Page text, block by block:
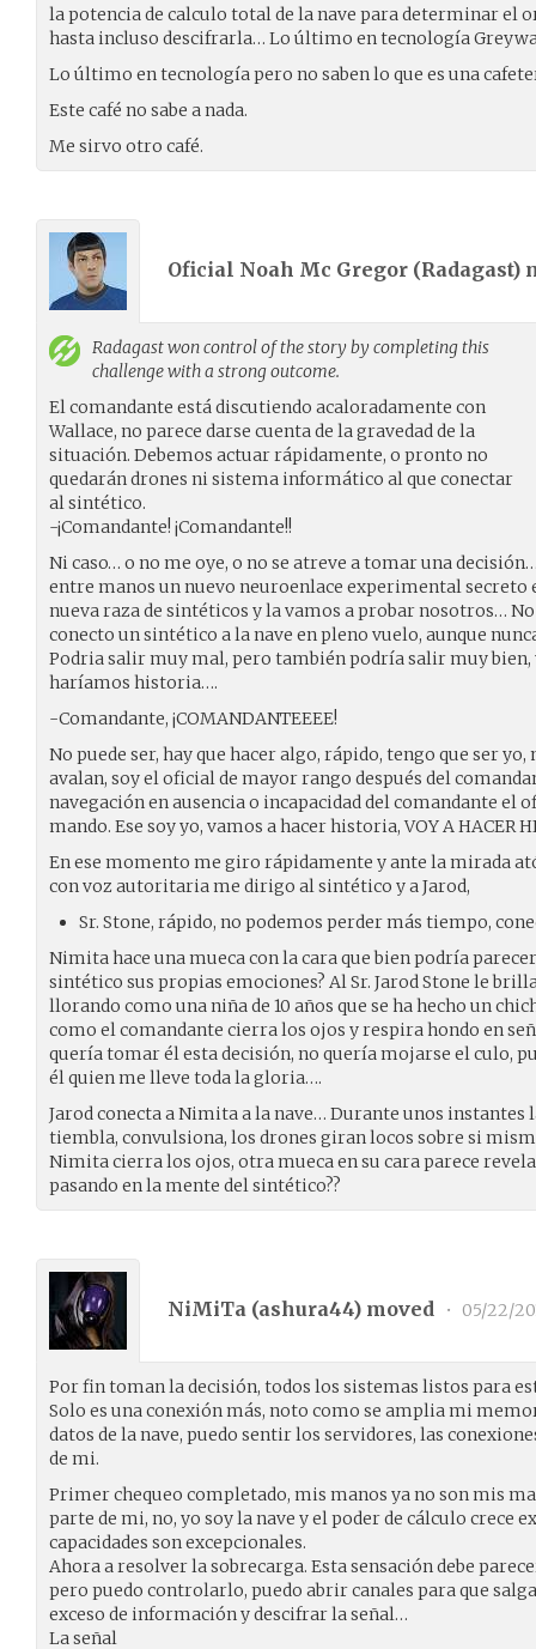
la potencia de calculo total de la nave para determinar el
hasta incluso descifrarla… Lo último en tecnología
Lo último en tecnología pero no saben lo que es una
Este café no sabe a nada.
Me sirvo otro café.
Oficial Noah Mc Gregor (Radagast)
Radagastwon control of the story by completing this
challenge with a strong outcome.
El comandante está discutiendo acaloradamente con
Wallace, no parece darse cuenta de la gravedad de la
situación. Debemos actuar rápidamente, o pronto no
quedarán drones ni sistema informático al que conectar
al sintético.
-¡Comandante! ¡Comandante!!
Ni caso… o no me oye, o no se atreve a tomar una
entre manos un nuevo neuroenlace experimental secreto
nueva raza de sintéticos y la vamos a probar nosotros…
conecto un sintético a la nave en pleno vuelo, aunque
Podria salir muy mal, pero también podría salir muy
haríamos historia….
-Comandante, ¡COMANDANTEEEE!
No puede ser, hay que hacer algo, rápido, tengo que ser
avalan, soy el oficial de mayor rango después del
navegación en ausencia o incapacidad del comandante el
mando. Ese soy yo, vamos a hacer historia, VOY A HACER
En ese momento me giro rápidamente y ante la mirada
con voz autoritaria me dirigo al sintético y a Jarod,
Sr. Stone, rápido, no podemos perder más tiempo,
Nimita hace una mueca con la cara que bien podría
sintético sus propias emociones? Al Sr. Jarod Stone le
llorando como una niña de 10 años que se ha hecho un
como el comandante cierra los ojos y respira hondo en
quería tomar él esta decisión, no quería mojarse el culo,
él quien me lleve toda la gloria….
Jarod conecta a Nimita a la nave… Durante unos instantes
tiembla, convulsiona, los drones giran locos sobre si
Nimita cierra los ojos, otra mueca en su cara parece
pasando en la mente del sintético??
NiMiTa (ashura44) moved • 05/22/
Por fin toman la decisión, todos los sistemas listos para
Solo es una conexión más, noto como se amplia mi
datos de la nave, puedo sentir los servidores, las
de mi.
Primer chequeo completado, mis manos ya no son mis
parte de mi, no, yo soy la nave y el poder de cálculo crece
capacidades son excepcionales.
Ahora a resolver la sobrecarga. Esta sensación debe
pero puedo controlarlo, puedo abrir canales para que
exceso de información y descifrar la señal…
La señal